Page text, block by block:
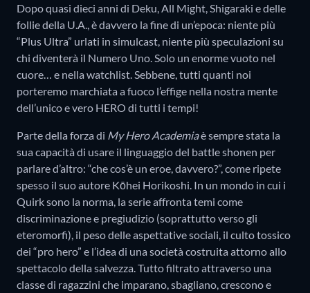
Dopo quasi dieci anni di Deku, All Might, Shigaraki e delle
follie della U.A., è davvero la fine di un’epoca: niente più
“Plus Ultra” urlati in simulcast, niente più speculazioni su
chi diventerà il Numero Uno. Solo un enorme vuoto nel
cuore… e nella watchlist. Sebbene, tutti quanti noi
porteremo marchiata a fuoco l’effige nella nostra mente
dell’unico e vero HERO di tutti i tempi!
Parte della forza di My Hero Academiaè sempre stata la
sua capacità di usare il linguaggio del battle shonen per
parlare d’altro: “che cos’è un eroe, davvero?”, come ripete
spesso il suo autore Kōhei Horikoshi. In un mondo in cui i
Quirk sono la norma, la serie affronta temi come
discriminazione e pregiudizio (soprattutto verso gli
eteromorfi), il peso delle aspettative sociali, il culto tossico
dei “pro hero” e l’idea di una società costruita attorno allo
spettacolo della salvezza. Tutto filtrato attraverso una
classe di ragazzini che imparano, sbagliano, crescono e